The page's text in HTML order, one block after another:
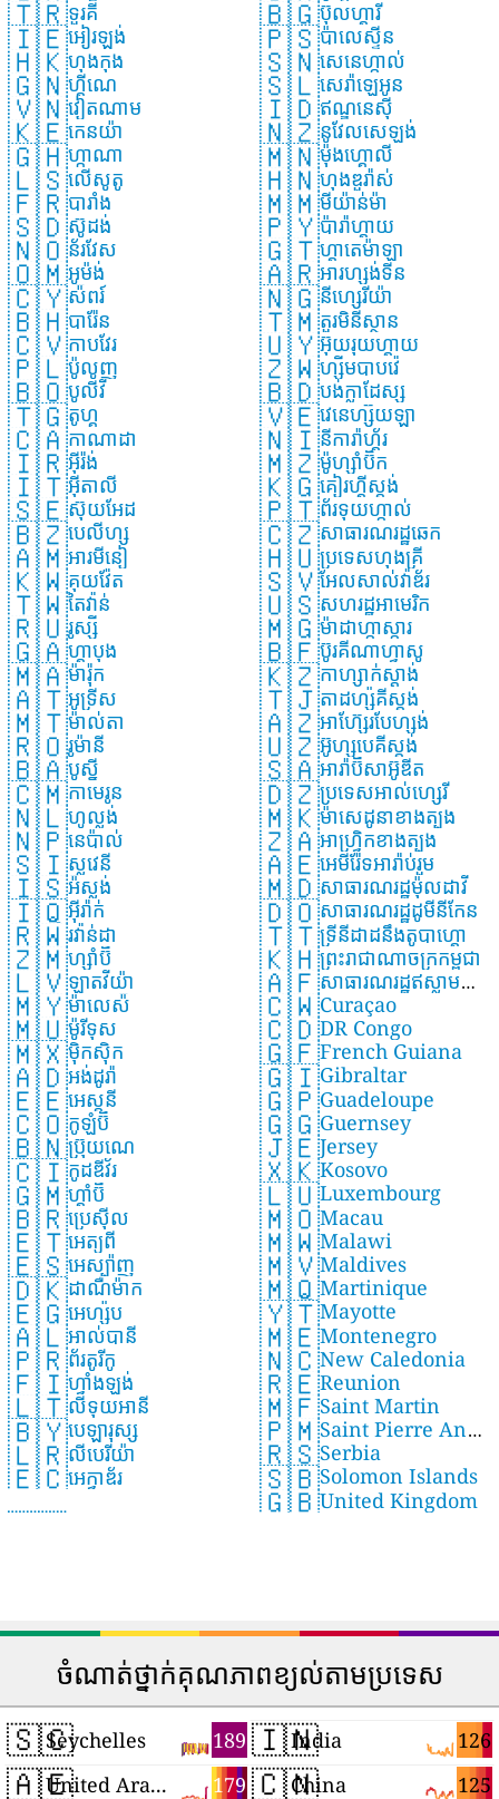
🇹🇷ទួរគី
🇮🇪អៀរឡង់
🇭🇰ហុងកុង
🇬🇳ហ្គីណេ
🇻🇳វៀតណាម
🇰🇪កេនយ៉ា
🇬🇭ហ្កាណា
🇱🇸លើសូតូ
🇫🇷បារាំង
🇸🇩ស៊ូដង់
🇳🇴ន័រវែស
🇴🇲អូម៉ង់
🇨🇾ស៉ីពរ៍
🇧🇭បារ៉ែន
🇨🇻កាបវែរ
🇵🇱ប៉ូលូញ
🇧🇴បូលីវី
🇹🇬តូហ្គូ
🇨🇦កាណាដា
🇮🇷អ៊ីរ៉ង់
🇮🇹អ៊ីតាលី
🇸🇪ស៊ុយអែដ
🇧🇿បេលីហ្ស
🇦🇲អារមីនៀ
🇰🇼គុយវ៉ែត
🇹🇼តៃវ៉ាន់
🇷🇺រូស្ស៊ី
🇬🇦ហ្គាបុង
🇲🇦ម៉ារ៉ុក
🇦🇹អូទ្រីស
🇲🇹ម៉ាល់តា
🇷🇴រូម៉ានី
🇧🇦បូស្ន៉ី
🇨🇲កាមេរូន
🇳🇱ហូល្លង់
🇳🇵នេប៉ាល់
🇸🇮ស្លូវេនី
🇮🇸អ៉ីស្លង់
🇮🇶អ៊ីរ៉ាក់
🇷🇼រវ៉ាន់ដា
🇿🇲ហ្សាំប៊ី
🇱🇻ឡាតវីយ៉ា
🇲🇾ម៉ាលេស៉ី
🇲🇺ម៉ូរីទុស
🇲🇽ម៉ិកស៊ិក
🇦🇩អង់ដូរ៉ា
🇪🇪អេស្តូនី
🇨🇴កូឡុំប៊ី
🇧🇳ប៊្រុយណេ
🇨🇮កូដឌីវ័រ
🇬🇲ហ្គាំប៊ី
🇧🇷ប្រេស៊ីល
🇪🇹អេត្យូពី
🇪🇸អេស្ប៉ាញ
🇩🇰ដាណឺម៉ាក
🇪🇬អេហ្ស៉ីប
🇦🇱អាល់បានី
🇵🇷ព័រតូរីកូ
🇫🇮ហ្វាំងឡង់
🇱🇹លីទុយអានី
🇧🇾បេឡារុស្ស
🇱🇷លីបេរីយ៉ា
🇪🇨អេក្វាឌ័រ
🇧🇬ប៊ុលហ្គារី
🇵🇸ប៉ាលេស្ទីន
🇸🇳សេនេហ្កាល់
🇸🇱សេរ៉ាឡេអូន
🇮🇩ឥណ្ឌូនេស៊ី
🇳🇿នូវែលសេឡង់
🇲🇳ម៉ុងហ្គោលី
🇭🇳ហុងឌួរ៉ាស់
🇲🇲មីយ៉ាន់ម៉ា
🇵🇾ប៉ារ៉ាហ្គាយ
🇬🇹ហ្គាតេម៉ាឡា
🇦🇷អារហ្សង់ទីន
🇳🇬នីហ្សេរីយ៉ា
🇹🇲តួរមិនីស្ថាន
🇺🇾អ៊ុយរុយហ្គាយ
🇿🇼ហ្ស៊ីមបាបវ៉េ
🇧🇩បង់ក្លាដែស្ស
🇻🇪វេនេហ្ស៊ុយឡា
🇳🇮នីការ៉ាហ្គ័រ
🇲🇿ម៉ូហ្សាំប៊ិក
🇰🇬គៀរហ្គីស្តង់
🇵🇹ព័រទុយហ្កាល់
🇨🇿សាធារណរដ្ឋឆេក
🇭🇺ប្រទេសហុងគ្រី
🇸🇻អែលសាល់វ៉ាឌ័រ
🇺🇸សហរដ្ឋអាមេរិក
🇲🇬ម៉ាដាហ្កាស្ការ
🇧🇫ប៊ូរគីណាហ្វាសូ
🇰🇿កាហ្សាក់ស្តាង់់
🇹🇯តាដហ្ស៉ីគីស្តង់
🇦🇿អាហ៊្សែរបែហ្សង់
🇺🇿អ៊ូហ្សបេគីស្តង់
🇸🇦អារ៉ាប៊ីសាអ៊ូឌីត
🇩🇿ប្រទេសអាល់ហ្សេរី
🇲🇰ម៉ាសេដូនាខាងត្បូង
🇿🇦អាហ្វ្រិកខាងត្បូង
🇦🇪អេមីរ៉ែទអារ៉ាប់រួម
🇲🇩សាធារណរដ្ឋម៉ុលដាវី
🇩🇴សាធារណរដ្ឋដូមីនីកែន
🇹🇹ទ្រីនីដាដនឹងតូបាហ្គោ
🇰🇭ព្រះរាជាណាចក្រកម្ពុជា
🇦🇫សាធារណរដ្ឋឥស្លាម
អាហ្វហ្កានីស្ថាន
🇨🇼Curaçao
🇨🇩DR Congo
🇬🇫French Guiana
🇬🇮Gibraltar
🇬🇵Guadeloupe
🇬🇬Guernsey
🇯🇪Jersey
🇽🇰Kosovo
🇱🇺Luxembourg
🇲🇴Macau
🇲🇼Malawi
🇲🇻Maldives
🇲🇶Martinique
🇾🇹Mayotte
🇲🇪Montenegro
🇳🇨New Caledonia
🇷🇪Reunion
🇲🇫Saint Martin
🇵🇲Saint Pierre And
Miquelon
🇷🇸Serbia
🇸🇧Solomon Islands
🇬🇧United Kingdom
ចំណាត់ថ្នាក់គុណភាពខ្យល់តាមប្រទេស
🇸🇨 189
Seychelles
🇦🇪 179
United Arab Emirates
🇮🇳 126
India
🇨🇳 125
China